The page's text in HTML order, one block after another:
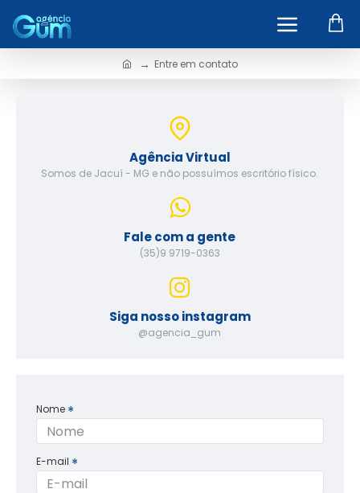
Entre em contato
Agência Virtual
Somos de Jacuí - MG e não possuímos escritório físico.
Fale com a gente
(35)9 9719-0363
Siga nosso instagram
@agencia_gum
Nome
E-mail